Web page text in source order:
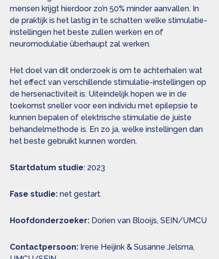
mensen krijgt hierdoor zo’n 50% minder aanvallen. In
de praktijk is het lastig in te schatten welke stimulatie-
instellingen het beste zullen werken en of
neuromodulatie überhaupt zal werken.
Het doel van dit onderzoek is om te achterhalen wat
het effect van verschillende stimulatie-instellingen op
de hersenactiviteit is. Uiteindelijk hopen we in de
toekomst sneller voor een individu met epilepsie te
kunnen bepalen of elektrische stimulatie de juiste
behandelmethode is. En zo ja, welke instellingen dan
het beste gebruikt kunnen worden.
Startdatum studie: 2023
Fase studie: net gestart.
Hoofdonderzoeker: Dorien van Blooijs, SEIN/UMCU
Contactpersoon: Irene Heijink & Susanne Jelsma,